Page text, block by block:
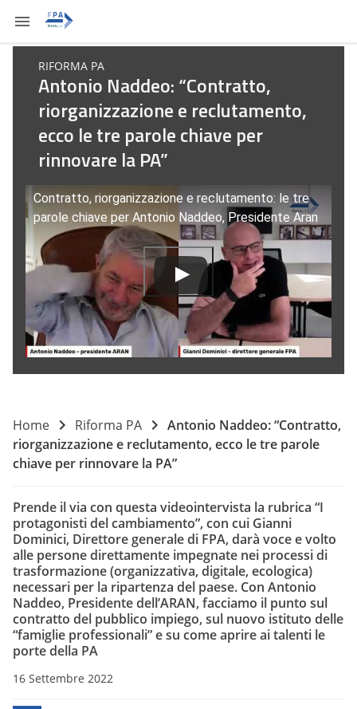
RIFORMA PA
Antonio Naddeo: “Contratto,
riorganizzazione e reclutamento,
ecco le tre parole chiave per
rinnovare la PA”
Contratto, riorganizzazione e reclutamento: le tre
parole chiave per Antonio Naddeo, Presidente Aran
Home Riforma PA
Antonio Naddeo: “Contratto,
riorganizzazione e reclutamento, ecco le tre parole
chiave per rinnovare la PA”
Prende il via con questa videointervista la rubrica “I
protagonisti del cambiamento”, con cui Gianni
Dominici, Direttore generale di FPA, darà voce e volto
alle persone direttamente impegnate nei processi di
trasformazione (organizzativa, digitale, ecologica)
necessari per la ripartenza del paese. Con Antonio
Naddeo, Presidente dell’ARAN, facciamo il punto sul
contratto del pubblico impiego, sul nuovo istituto delle
“famiglie professionali” e su come aprire ai talenti le
porte della PA
16 Settembre 2022